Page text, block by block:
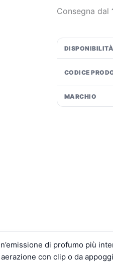
ml
Blue
Consegna dal
DISPONIBILITÀ
CODICE
MARCHIO
di profumo più
con clip o da